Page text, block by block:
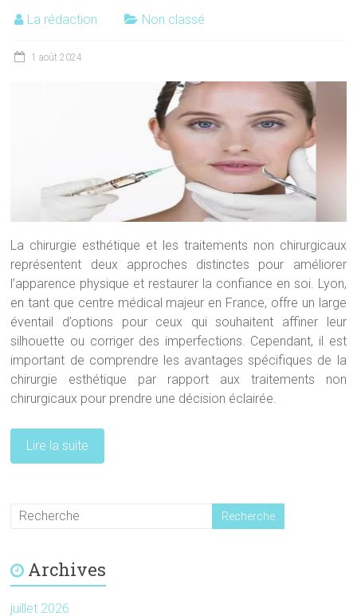
La rédaction Non classé
1 août 2024
La chirurgie esthétique et les traitements non chirurgicaux
représentent deux approches distinctes pour améliorer
l’apparence physique et restaurer la confiance en soi. Lyon,
en tant que centre médical majeur en France, offre un large
éventail d’options pour ceux qui souhaitent affiner leur
silhouette ou corriger des imperfections. Cependant, il est
important de comprendre les avantages spécifiques de la
chirurgie esthétique par rapport aux traitements non
chirurgicaux pour prendre une décision éclairée.
Lire la suite
Archives
juillet 2026